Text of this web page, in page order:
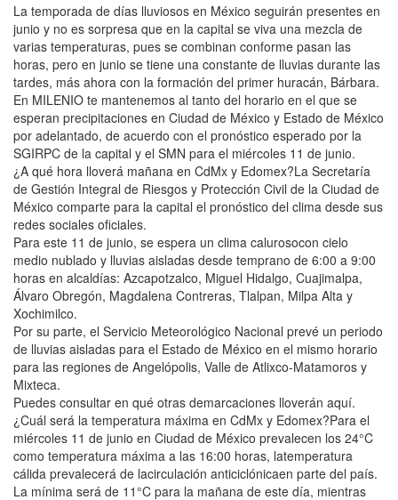
La temporada de días lluviosos en México seguirán presentes en
junio y no es sorpresa que en la capital se viva una mezcla de
varias temperaturas, pues se combinan conforme pasan las
horas, pero en junio se tiene una constante de lluvias durante las
tardes, más ahora con la formación del primer huracán, Bárbara.
En MILENIO te mantenemos al tanto del horario en el que se
esperan precipitaciones en Ciudad de México y Estado de México
por adelantado, de acuerdo con el pronóstico esperado por la
SGIRPC de la capital y el SMN para el miércoles 11 de junio.
¿A qué hora lloverá mañana en CdMx y Edomex?La Secretaría
de Gestión Integral de Riesgos y Protección Civil de la Ciudad de
México comparte para la capital el pronóstico del clima desde sus
redes sociales oficiales.
Para este 11 de junio, se espera un clima calurosocon cielo
medio nublado y lluvias aisladas desde temprano de 6:00 a 9:00
horas en alcaldías: Azcapotzalco, Miguel Hidalgo, Cuajimalpa,
Álvaro Obregón, Magdalena Contreras, Tlalpan, Milpa Alta y
Xochimilco.
Por su parte, el Servicio Meteorológico Nacional prevé un periodo
de lluvias aisladas para el Estado de México en el mismo horario
para las regiones de Angelópolis, Valle de Atlixco-Matamoros y
Mixteca.
Puedes consultar en qué otras demarcaciones lloverán aquí.
¿Cuál será la temperatura máxima en CdMx y Edomex?Para el
miércoles 11 de junio en Ciudad de México prevalecen los 24°C
como temperatura máxima a las 16:00 horas, latemperatura
cálida prevalecerá de lacirculación anticiclónicaen parte del país.
La mínima será de 11°C para la mañana de este día, mientras